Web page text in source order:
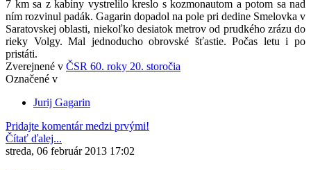
7 km sa z kabíny vystrelilo kreslo s kozmonautom a potom sa nad
ním rozvinul padák. Gagarin dopadol na pole pri dedine Smelovka v
Saratovskej oblasti, niekoľko desiatok metrov od prudkého zrázu do
rieky Volgy. Mal jednoducho obrovské šťastie. Počas letu i po
pristáti.
Zverejnené v ČSR 60. roky 20. storočia
Označené v
Jurij Gagarin
Pridajte komentár medzi prvými!
Čítať ďalej...
streda, 06 február 2013 17:02